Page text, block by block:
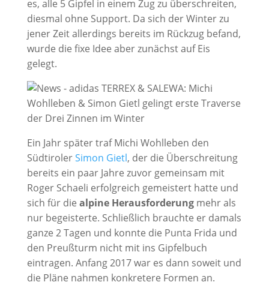
es, alle 5 Gipfel in einem Zug zu überschreiten,
diesmal ohne Support. Da sich der Winter zu
jener Zeit allerdings bereits im Rückzug befand,
wurde die fixe Idee aber zunächst auf Eis
gelegt.
Ein Jahr später traf Michi Wohlleben den
SüdtirolerSimon Gietl, der die Überschreitung
bereits ein paar Jahre zuvor gemeinsam mit
Roger Schaeli erfolgreich gemeistert hatte und
sich für die alpine Herausforderungmehr als
nur begeisterte. Schließlich brauchte er damals
ganze 2 Tagen und konnte die Punta Frida und
den Preußturm nicht mit ins Gipfelbuch
eintragen. Anfang 2017 war es dann soweit und
die Pläne nahmen konkretere Formen an.